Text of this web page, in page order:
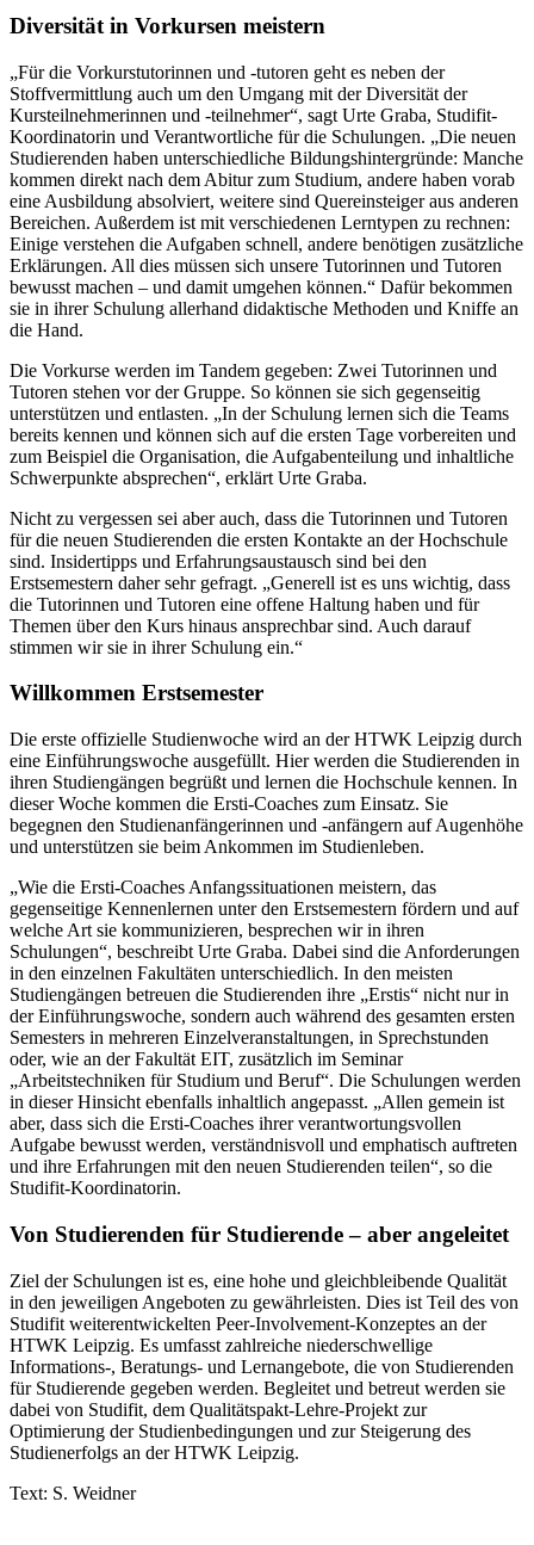
Diversität in Vorkursen meistern
„Für die Vorkurstutorinnen und -tutoren geht es neben der
Stoffvermittlung auch um den Umgang mit der Diversität der
Kursteilnehmerinnen und -teilnehmer“, sagt Urte Graba, Studifit-
Koordinatorin und Verantwortliche für die Schulungen. „Die neuen
Studierenden haben unterschiedliche Bildungshintergründe: Manche
kommen direkt nach dem Abitur zum Studium, andere haben vorab
eine Ausbildung absolviert, weitere sind Quereinsteiger aus anderen
Bereichen. Außerdem ist mit verschiedenen Lerntypen zu rechnen:
Einige verstehen die Aufgaben schnell, andere benötigen zusätzliche
Erklärungen. All dies müssen sich unsere Tutorinnen und Tutoren
bewusst machen – und damit umgehen können.“ Dafür bekommen
sie in ihrer Schulung allerhand didaktische Methoden und Kniffe an
die Hand.
Die Vorkurse werden im Tandem gegeben: Zwei Tutorinnen und
Tutoren stehen vor der Gruppe. So können sie sich gegenseitig
unterstützen und entlasten. „In der Schulung lernen sich die Teams
bereits kennen und können sich auf die ersten Tage vorbereiten und
zum Beispiel die Organisation, die Aufgabenteilung und inhaltliche
Schwerpunkte absprechen“, erklärt Urte Graba.
Nicht zu vergessen sei aber auch, dass die Tutorinnen und Tutoren
für die neuen Studierenden die ersten Kontakte an der Hochschule
sind. Insidertipps und Erfahrungsaustausch sind bei den
Erstsemestern daher sehr gefragt. „Generell ist es uns wichtig, dass
die Tutorinnen und Tutoren eine offene Haltung haben und für
Themen über den Kurs hinaus ansprechbar sind. Auch darauf
stimmen wir sie in ihrer Schulung ein.“
Willkommen Erstsemester
Die erste offizielle Studienwoche wird an der HTWK Leipzig durch
eine Einführungswoche ausgefüllt. Hier werden die Studierenden in
ihren Studiengängen begrüßt und lernen die Hochschule kennen. In
dieser Woche kommen die Ersti-Coaches zum Einsatz. Sie
begegnen den Studienanfängerinnen und -anfängern auf Augenhöhe
und unterstützen sie beim Ankommen im Studienleben.
„Wie die Ersti-Coaches Anfangssituationen meistern, das
gegenseitige Kennenlernen unter den Erstsemestern fördern und auf
welche Art sie kommunizieren, besprechen wir in ihren
Schulungen“, beschreibt Urte Graba. Dabei sind die Anforderungen
in den einzelnen Fakultäten unterschiedlich. In den meisten
Studiengängen betreuen die Studierenden ihre „Erstis“ nicht nur in
der Einführungswoche, sondern auch während des gesamten ersten
Semesters in mehreren Einzelveranstaltungen, in Sprechstunden
oder, wie an der Fakultät EIT, zusätzlich im Seminar
„Arbeitstechniken für Studium und Beruf“. Die Schulungen werden
in dieser Hinsicht ebenfalls inhaltlich angepasst. „Allen gemein ist
aber, dass sich die Ersti-Coaches ihrer verantwortungsvollen
Aufgabe bewusst werden, verständnisvoll und emphatisch auftreten
und ihre Erfahrungen mit den neuen Studierenden teilen“, so die
Studifit-Koordinatorin.
Von Studierenden für Studierende – aber angeleitet
Ziel der Schulungen ist es, eine hohe und gleichbleibende Qualität
in den jeweiligen Angeboten zu gewährleisten. Dies ist Teil des von
Studifit weiterentwickelten Peer-Involvement-Konzeptes an der
HTWK Leipzig. Es umfasst zahlreiche niederschwellige
Informations-, Beratungs- und Lernangebote, die von Studierenden
für Studierende gegeben werden. Begleitet und betreut werden sie
dabei von Studifit, dem Qualitätspakt-Lehre-Projekt zur
Optimierung der Studienbedingungen und zur Steigerung des
Studienerfolgs an der HTWK Leipzig.
Text: S. Weidner